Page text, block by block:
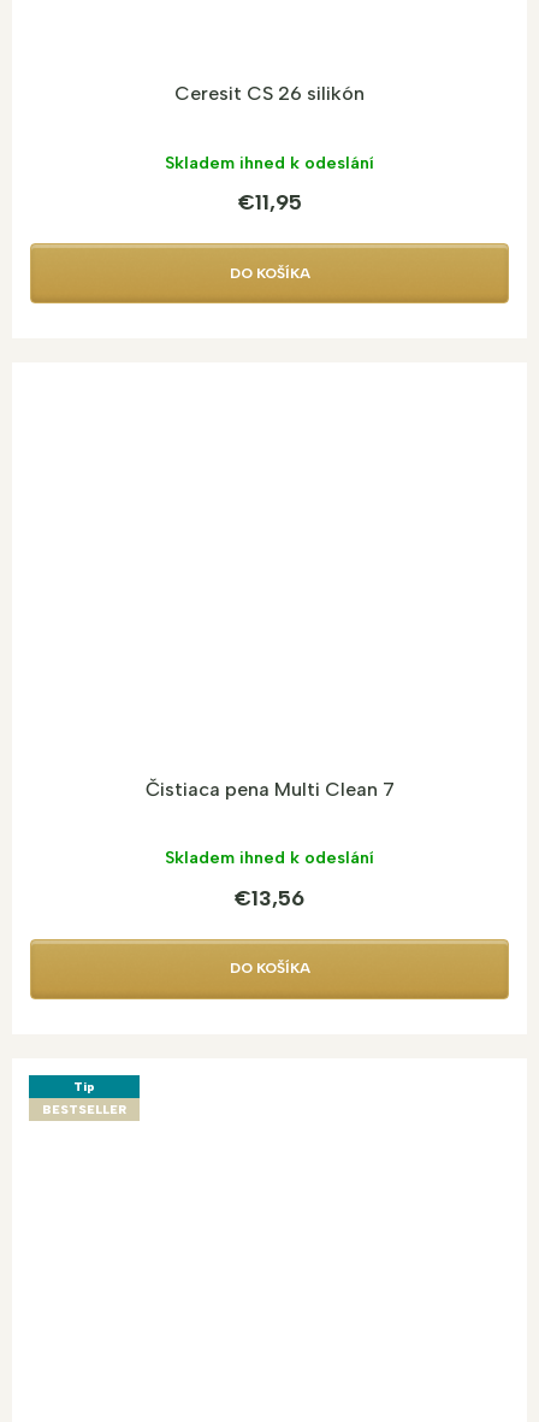
Ceresit CS 26 silikón
Skladem ihned k odeslání
€11,95
DO KOŠÍKA
Čistiaca pena Multi Clean 7
Skladem ihned k odeslání
€13,56
DO KOŠÍKA
Tip
BESTSELLER